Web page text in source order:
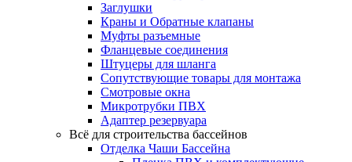
Заглушки
Краны и Обратные клапаны
Муфты разъемные
Фланцевые соединения
Штуцеры для шланга
Сопутствующие товары для монтажа
Смотровые окна
Микротрубки ПВХ
Адаптер резервуара
Всё для строительства бассейнов
Отделка Чаши Бассейна